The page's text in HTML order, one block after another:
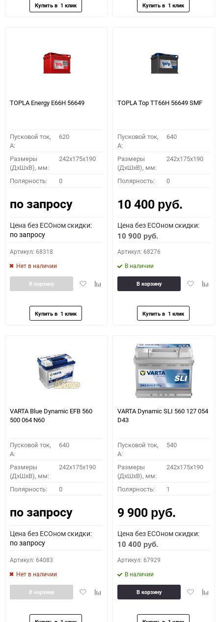
TOPLA Energy E66H 56649
Пусковой ток,
A:
620
Размеры
(ДхШхВ), мм:
242x175x190
Полярность: 0
по запросу
Цена без ECOном скидки:
по запросу
Артикул: 68318
Нет в наличии
ДобавитьДобавить
В корзину
TOPLA Top TT66H 56649 SMF
Пусковой ток,
A:
640
Размеры
(ДхШхВ), мм:
242x175x190
Полярность: 0
10 400 руб.
Цена без ECOном скидки:
10 900 руб.
Артикул: 68276
В наличии
Добавить
В корзину
VARTA Blue Dynamic EFB 560
500 064 N60
Пусковой ток,
A:
640
Размеры
(ДхШхВ), мм:
242x175x190
Полярность: 0
по запросу
Цена без ECOном скидки:
по запросу
Артикул: 64083
Нет в наличии
ДобавитьДобавить
В корзину
VARTA Dynamic SLI 560 127 054
D43
Пусковой ток,
A:
540
Размеры
(ДхШхВ), мм:
242x175x190
Полярность: 1
9 900 руб.
Цена без ECOном скидки:
10 400 руб.
Артикул: 67929
В наличии
Добавить
В корзину